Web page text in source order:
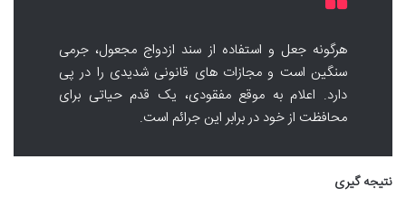
هرگونه جعل و استفاده از سند ازدواج مجعول، جرمی
سنگین است و مجازات های قانونی شدیدی را در پی
دارد. اعلام به موقع مفقودی، یک قدم حیاتی برای
محافظت از خود در برابر این جرائم است.
نتیجه گیری